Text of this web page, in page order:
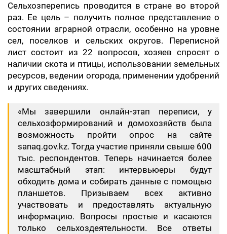
Сельхозперепись проводится в стране во второй
раз. Ее цель – получить полное представление о
состоянии аграрной отрасли, особенно на уровне
сел, поселков и сельских округов. Переписной
лист состоит из 22 вопросов, хозяев спросят о
наличии скота и птицы, использовании земельных
ресурсов, ведении огорода, применении удобрений
и других сведениях.
«Мы завершили онлайн-этап переписи, у
сельхозформирований и домохозяйств была
возможность пройти опрос на сайте
sanaq.gov.kz. Тогда участие приняли свыше 600
тыс. респондентов. Теперь начинается более
масштабный этап: интервьюеры будут
обходить дома и собирать данные с помощью
планшетов. Призываем всех активно
участвовать и предоставлять актуальную
информацию. Вопросы простые и касаются
только сельхоздеятельности. Все ответы